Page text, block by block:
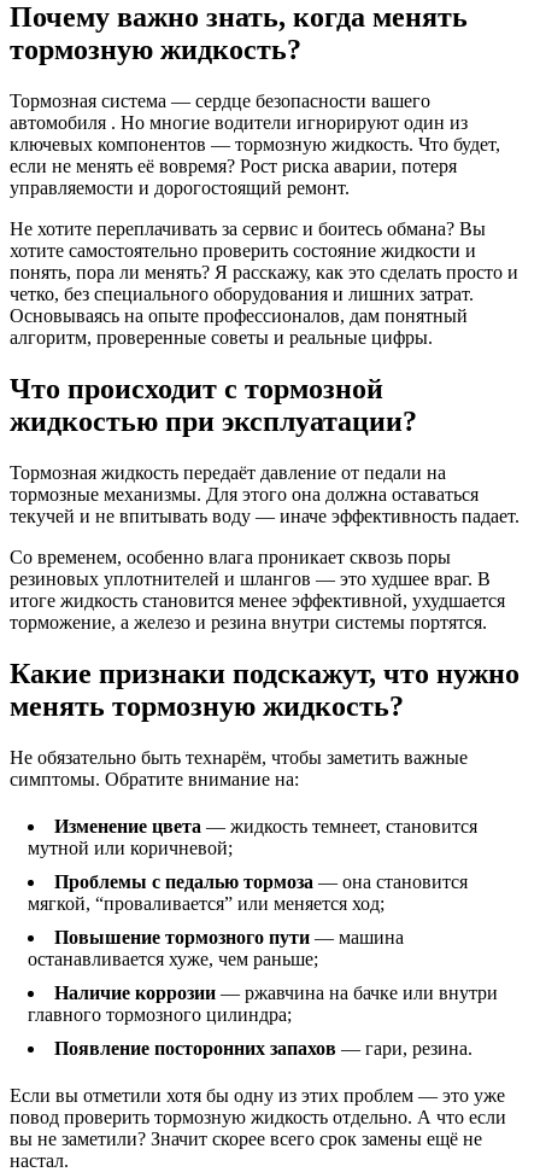
Почему важно знать, когда менять
тормозную жидкость?
Тормозная система — сердце безопасности вашего
автомобиля . Но многие водители игнорируют один из
ключевых компонентов — тормозную жидкость. Что будет,
если не менять её вовремя? Рост риска аварии, потеря
управляемости и дорогостоящий ремонт.
Не хотите переплачивать за сервис и боитесь обмана? Вы
хотите самостоятельно проверить состояние жидкости и
понять, пора ли менять? Я расскажу, как это сделать просто и
четко, без специального оборудования и лишних затрат.
Основываясь на опыте профессионалов, дам понятный
алгоритм, проверенные советы и реальные цифры.
Что происходит с тормозной
жидкостью при эксплуатации?
Тормозная жидкость передаёт давление от педали на
тормозные механизмы. Для этого она должна оставаться
текучей и не впитывать воду — иначе эффективность падает.
Со временем, особенно влага проникает сквозь поры
резиновых уплотнителей и шлангов — это худшее враг. В
итоге жидкость становится менее эффективной, ухудшается
торможение, а железо и резина внутри системы портятся.
Какие признаки подскажут, что нужно
менять тормозную жидкость?
Не обязательно быть технарём, чтобы заметить важные
симптомы. Обратите внимание на:
Изменение цвета — жидкость темнеет, становится
мутной или коричневой;
Проблемы с педалью тормоза — она становится
мягкой, “проваливается” или меняется ход;
Повышение тормозного пути — машина
останавливается хуже, чем раньше;
Наличие коррозии — ржавчина на бачке или внутри
главного тормозного цилиндра;
Появление посторонних запахов — гари, резина.
Если вы отметили хотя бы одну из этих проблем — это уже
повод проверить тормозную жидкость отдельно. А что если
вы не заметили? Значит скорее всего срок замены ещё не
настал.